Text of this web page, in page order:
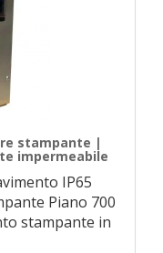
stampante |
impermeabile
IP65
Piano 700
stampante in